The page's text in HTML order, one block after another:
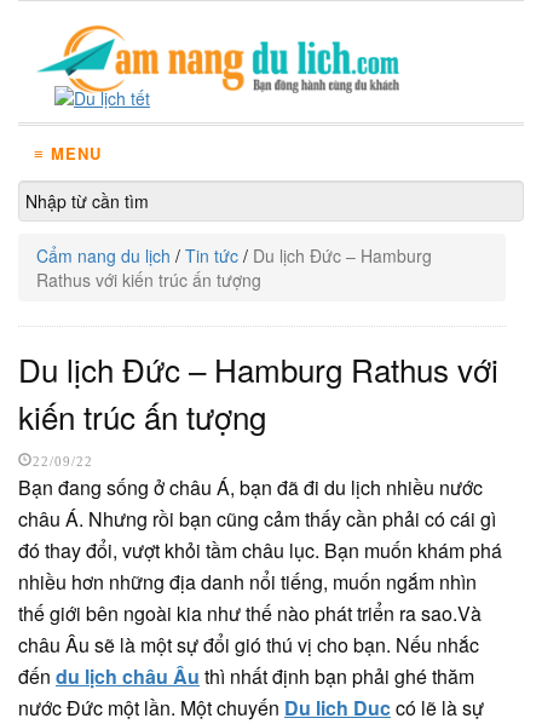
≡ MENU
Cẩm nang du lịch / Tin tức / Du lịch Đức – Hamburg
Rathus với kiến trúc ấn tượng
Du lịch Đức – Hamburg Rathus với
kiến trúc ấn tượng
22/09/22
Bạn đang sống ở châu Á, bạn đã đi du lịch nhiều nước
châu Á. Nhưng rồi bạn cũng cảm thấy cần phải có cái gì
đó thay đổi, vượt khỏi tầm châu lục. Bạn muốn khám phá
nhiều hơn những địa danh nổi tiếng, muốn ngắm nhìn
thế giới bên ngoài kia như thế nào phát triển ra sao.Và
châu Âu sẽ là một sự đổi gió thú vị cho bạn. Nếu nhắc
đến du lịch châu Âu thì nhất định bạn phải ghé thăm
nước Đức một lần. Một chuyến Du lich Duccó lẽ là sự